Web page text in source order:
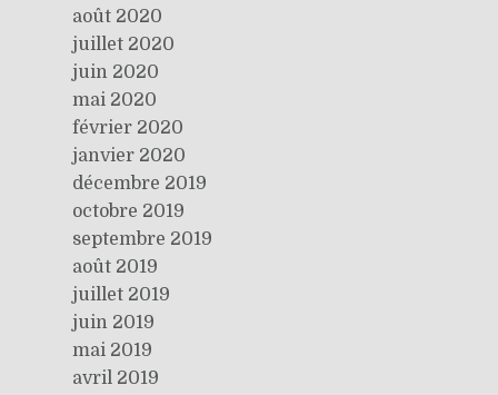
août 2020
juillet 2020
juin 2020
mai 2020
février 2020
janvier 2020
décembre 2019
octobre 2019
septembre 2019
août 2019
juillet 2019
juin 2019
mai 2019
avril 2019